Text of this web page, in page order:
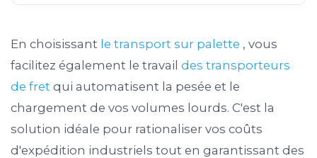
En choisissant le transport sur palette , vous
facilitez également le travail des transporteurs
de fret qui automatisent la pesée et le
chargement de vos volumes lourds. C'est la
solution idéale pour rationaliser vos coûts
d'expédition industriels tout en garantissant des